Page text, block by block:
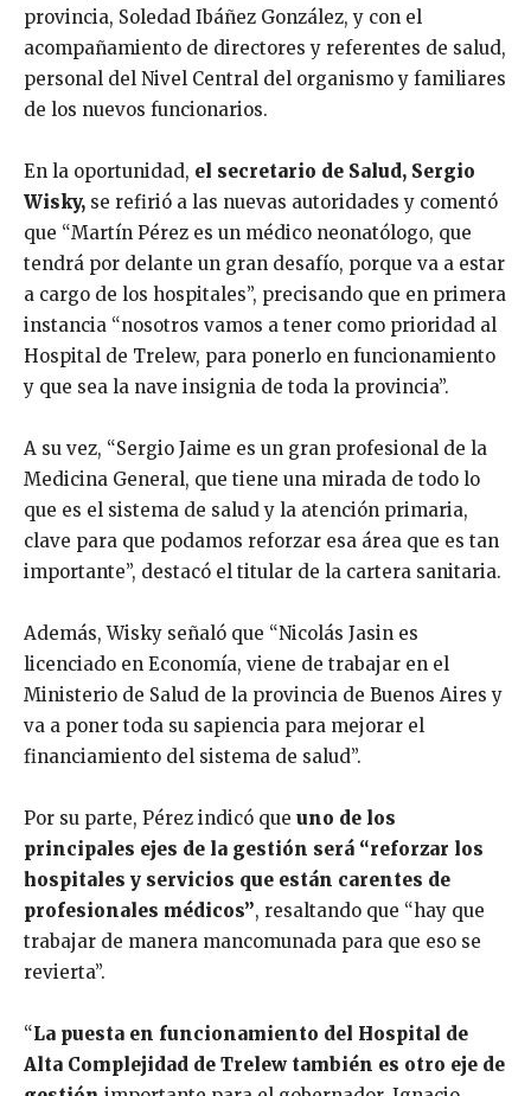
provincia, Soledad Ibáñez González, y con el
acompañamiento de directores y referentes de salud,
personal del Nivel Central del organismo y familiares
de los nuevos funcionarios.
En la oportunidad, el secretario de Salud, Sergio
Wisky, se refirió a las nuevas autoridades y comentó
que “Martín Pérez es un médico neonatólogo, que
tendrá por delante un gran desafío, porque va a estar
a cargo de los hospitales”, precisando que en primera
instancia “nosotros vamos a tener como prioridad al
Hospital de Trelew, para ponerlo en funcionamiento
y que sea la nave insignia de toda la provincia”.
A su vez, “Sergio Jaime es un gran profesional de la
Medicina General, que tiene una mirada de todo lo
que es el sistema de salud y la atención primaria,
clave para que podamos reforzar esa área que es tan
importante”, destacó el titular de la cartera sanitaria.
Además, Wisky señaló que “Nicolás Jasin es
licenciado en Economía, viene de trabajar en el
Ministerio de Salud de la provincia de Buenos Aires y
va a poner toda su sapiencia para mejorar el
financiamiento del sistema de salud”.
Por su parte, Pérez indicó que uno de los
principales ejes de la gestión será “reforzar los
hospitales y servicios que están carentes de
profesionales médicos”, resaltando que “hay que
trabajar de manera mancomunada para que eso se
revierta”.
“La puesta en funcionamiento del Hospital de
Alta Complejidad de Trelew también es otro eje de